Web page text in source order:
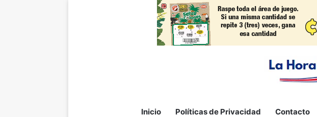
Inicio Políticas de Privacidad Contacto